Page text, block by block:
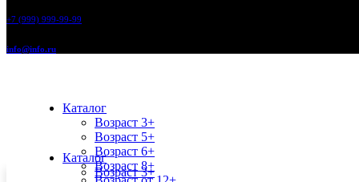
+7 (999) 999-99-99
info@info.ru
Каталог
Возраст 3+
Возраст 5+
Возраст 6+
Возраст 8+
Каталог
Возраст 3+